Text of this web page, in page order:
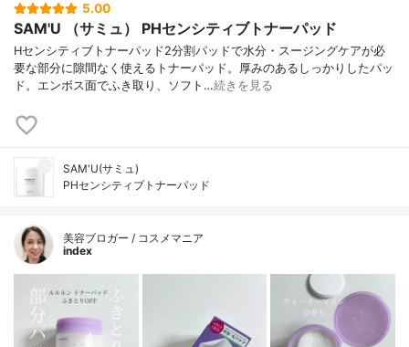
5.00
SAM'U （サミュ） PHセンシティブトナーパッド
Hセンシティブトナーパッド2分割パッドで水分・スージングケアが必
要な部分に隙間なく使えるトナーパッド。厚みのあるしっかりしたパッ
ド。エンボス面でふき取り、ソフト…続きを見る
SAM'U(サミュ)
PHセンシティブトナーパッド
美容ブロガー / コスメマニア
index